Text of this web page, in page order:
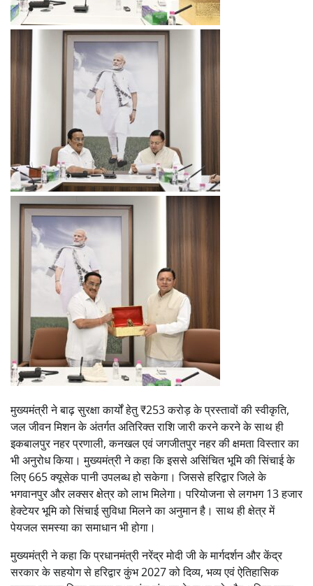
मुख्यमंत्री ने बाढ़ सुरक्षा कार्यों हेतु ₹253 करोड़ के प्रस्तावों की स्वीकृति,
जल जीवन मिशन के अंतर्गत अतिरिक्त राशि जारी करने करने के साथ ही
इकबालपुर नहर प्रणाली, कनखल एवं जगजीतपुर नहर की क्षमता विस्तार का
भी अनुरोध किया। मुख्यमंत्री ने कहा कि इससे असिंचित भूमि की सिंचाई के
लिए 665 क्यूसेक पानी उपलब्ध हो सकेगा। जिससे हरिद्वार जिले के
भगवानपुर और लक्सर क्षेत्र को लाभ मिलेगा। परियोजना से लगभग 13 हजार
हेक्टेयर भूमि को सिंचाई सुविधा मिलने का अनुमान है। साथ ही क्षेत्र में
पेयजल समस्या का समाधान भी होगा।
मुख्यमंत्री ने कहा कि प्रधानमंत्री नरेंद्र मोदी जी के मार्गदर्शन और केंद्र
सरकार के सहयोग से हरिद्वार कुंभ 2027 को दिव्य, भव्य एवं ऐतिहासिक